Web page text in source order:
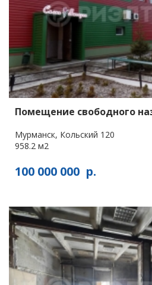
Помещение свободного
Мурманск, Кольский 120
958.2 м2
100 000 000 р.